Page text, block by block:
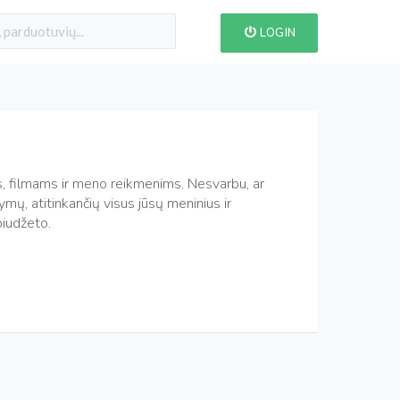
LOGIN
ir meno reikmenims. Nesvarbu, ar
atitinkančių visus jūsų meninius ir